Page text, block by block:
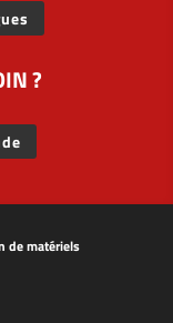
?
de matériels